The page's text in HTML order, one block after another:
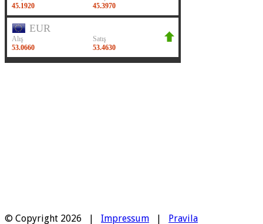
© Copyright 2026 | Impressum Pravila